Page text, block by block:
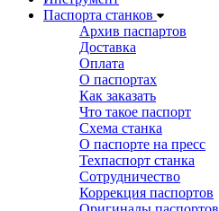
Паспорта станков
Архив паспартов
Доставка
Оплата
О паспортах
Как заказать
Что такое паспорт
Схема станка
О паспорте на пресс
Техпаспорт станка
Сотрудничество
Коррекция паспортов